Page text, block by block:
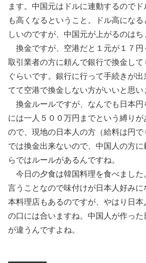
ます。中国元はドルに連動するので
も高くなるということ。ドル高にな
しいのですが、中国元が上がるのはち
換金ですが、空港だと１元が１７円
取引業者の方に頼んで銀行で換金し
ぐらいです。銀行に行って手続きが
てて空港で換金しない方がいいと思い
換金ルールですが、なんでも日本
には一人５００万円までという縛り
ので、現地の日本人の方（給料は円で
では換金出来ないので、中国人の方
らではルールがあるんですね。
今日の夕食は韓国料理を食べました
言うことなので味付けが日本人好み
本料理店もあるのですが、やはり日
の口には合いますね。中国人が作っ
が違うんですよね。